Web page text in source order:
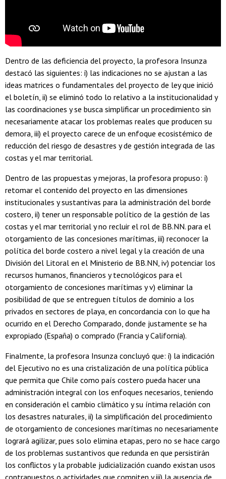
Dentro de las deficiencia del proyecto, la profesora Insunza
destacó las siguientes: i) las indicaciones no se ajustan a las
ideas matrices o fundamentales del proyecto de ley que inició
el boletín, ii) se eliminó todo lo relativo a la institucionalidad y
las coordinaciones y se busca simplificar un procedimiento sin
necesariamente atacar los problemas reales que producen su
demora, iii) el proyecto carece de un enfoque ecosistémico de
reducción del riesgo de desastres y de gestión integrada de las
costas y el mar territorial.
Dentro de las propuestas y mejoras, la profesora propuso: i)
retomar el contenido del proyecto en las dimensiones
institucionales y sustantivas para la administración del borde
costero, ii) tener un responsable político de la gestión de las
costas y el mar territorial y no recluir el rol de BB.NN. para el
otorgamiento de las concesiones marítimas, iii) reconocer la
política del borde costero a nivel legal y la creación de una
División del Litoral en el Ministerio de BB.NN, iv) potenciar los
recursos humanos, financieros y tecnológicos para el
otorgamiento de concesiones marítimas y v) eliminar la
posibilidad de que se entreguen títulos de dominio a los
privados en sectores de playa, en concordancia con lo que ha
ocurrido en el Derecho Comparado, donde justamente se ha
expropiado (España) o comprado (Francia y California).
Finalmente, la profesora Insunza concluyó que: i) la indicación
del Ejecutivo no es una cristalización de una política pública
que permita que Chile como país costero pueda hacer una
administración integral con los enfoques necesarios, teniendo
en consideración el cambio climático y su íntima relación con
los desastres naturales, ii) la simplificación del procedimiento
de otorgamiento de concesiones marítimas no necesariamente
logrará agilizar, pues solo elimina etapas, pero no se hace cargo
de los problemas sustantivos que redunda en que persistirán
los conflictos y la probable judicialización cuando existan usos
contrapuestos o actividades que compiten y iii) la ausencia de